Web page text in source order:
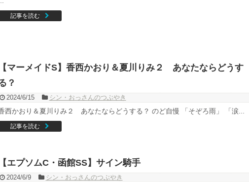
記事を読む
【マーメイドS】香西かおり＆夏川りみ２ あなたならどうす
？
2024/6/15 シン・おっさんのつぶやき
西かおり＆夏川りみ２ あなたならどうする？ のど自慢 「そぞろ雨」 「涙...
記事を読む
【エプソムC・函館SS】サイン騎手
2024/6/9 シン・おっさんのつぶやき